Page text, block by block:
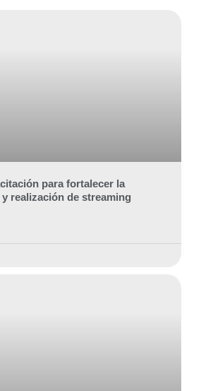
para fortalecer la
realización de streaming